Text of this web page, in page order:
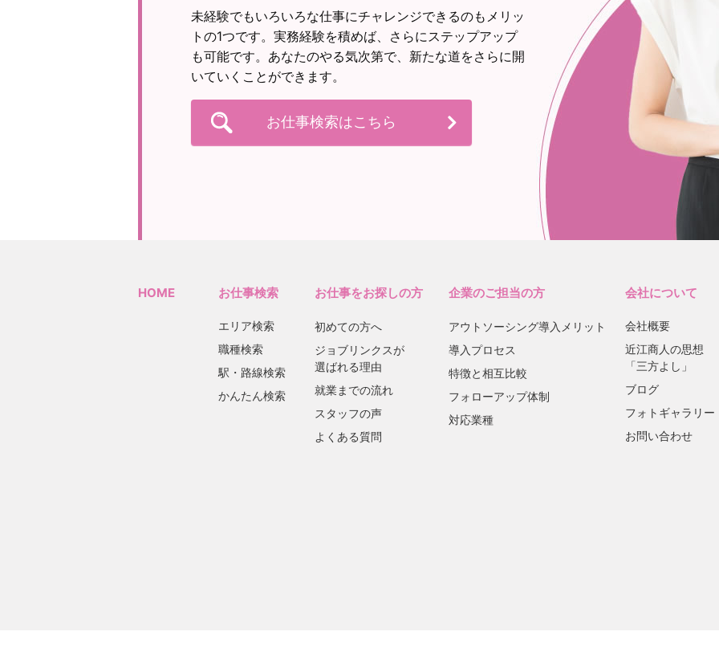
未経験でもいろいろな仕事にチャレンジできるのもメリッ
トの1つです。実務経験を積めば、さらにステップアップ
も可能です。あなたのやる気次第で、新たな道をさらに開
いていくことができます。
お仕事検索はこちら
HOME お仕事検索
エリア検索
職種検索
駅・路線検索
かんたん検索
お仕事をお探しの方
初めての方へ
ジョブリンクスが
選ばれる理由
就業までの流れ
スタッフの声
よくある質問
企業のご担当の方
アウトソーシング導入メリット
導入プロセス
特徴と相互比較
フォローアップ体制
対応業種
会社について
会社概要
近江商人の思想
「三方よし」
ブログ
フォトギャラリー
お問い合わせ